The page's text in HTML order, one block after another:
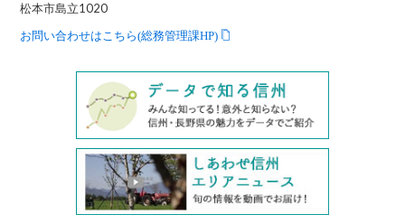
松本市島立1020
お問い合わせはこちら(総務管理課HP)